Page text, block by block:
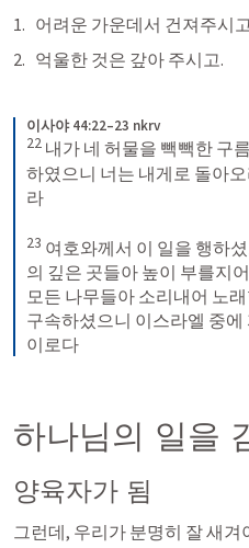
어려운 가운데서 건져주시
억울한 것은 갚아 주시고.
이사야 44:22–23 nkrv
22 내가 네 허물을 빽빽한 구
하였으니 너는 내게로 돌아
라
23 여호와께서 이 일을 행하
의 깊은 곳들아 높이 부를지
모든 나무들아 소리내어 노
구속하셨으니 이스라엘 중
이로다
하나님의 일을
양육자가 됨
그런데, 우리가 분명히 잘 새겨